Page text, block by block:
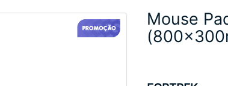
Mouse